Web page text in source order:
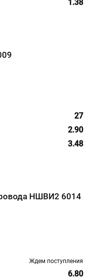
1.38
27
2.90
3.48
НШВИ2 6014
Ждем поступления
6.80